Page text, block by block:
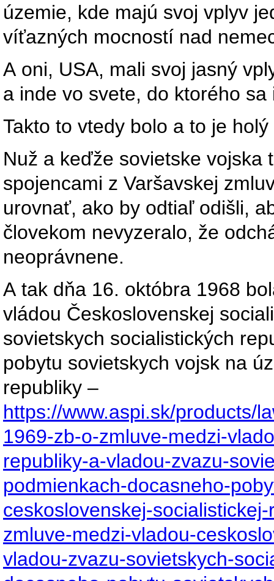
územie, kde majú svoj vplyv
víťazných mocností nad
A oni, USA, mali svoj jasný
a inde vo svete, do ktorého
Takto to vtedy bolo a to je holý
Nuž a keďže sovietske vojska
spojencami z Varšavskej
urovnať, ako by odtiaľ odišli,
človekom nevyzeralo, že
neoprávnene.
A tak dňa 16. októbra 1968
vládou Československej
sovietskych socialistických
pobytu sovietskych vojsk na
republiky –
https://www.aspi.sk/products/
1969-zb-o-zmluve-medzi-
republiky-a-vladou-zvazu-
podmienkach-docasneho-
ceskoslovenskej-
zmluve-medzi-vladou-
vladou-zvazu-sovietskych-